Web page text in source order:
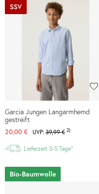
SSV
Garcia Jungen Langarmhemd
gestreift
20,00 €
UVP: 39,99 € 2)
Lieferzeit 3-5 Tage*
Bio-Baumwolle